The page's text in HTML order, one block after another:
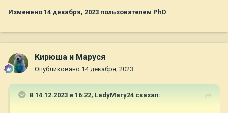
Изменено 14 декабря, 2023 пользователем PhD
Кирюша и Маруся
Опубликовано 14 декабря, 2023
В 14.12.2023 в 16:22, LadyMary24 сказал: